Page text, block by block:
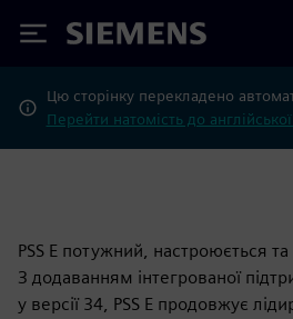
Siemens
Цю сторінку перекладено
Перейти натомість до англійської
PSS E потужний, настроюється
З додаванням інтегрованої
у версії 34, PSS E продовжує